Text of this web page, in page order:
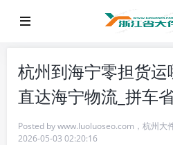
杭州到海宁零担货
直达海宁物流_拼车
Posted bywww.luoluoseo.com ， 杭州大
2026-05-03 02:20:16